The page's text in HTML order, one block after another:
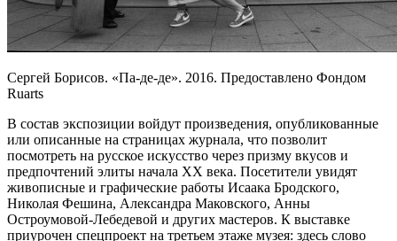
Сергей Борисов. «Па-де-де». 2016. Предоставлено Фондом
Ruarts
В состав экспозиции войдут произведения, опубликованные
или описанные на страницах журнала, что позволит
посмотреть на русское искусство через призму вкусов и
предпочтений элиты начала XX века. Посетители увидят
живописные и графические работы Исаака Бродского,
Николая Фешина, Александра Маковского, Анны
Остроумовой-Лебедевой и других мастеров. К выставке
приурочен спецпроект на третьем этаже музея: здесь слово